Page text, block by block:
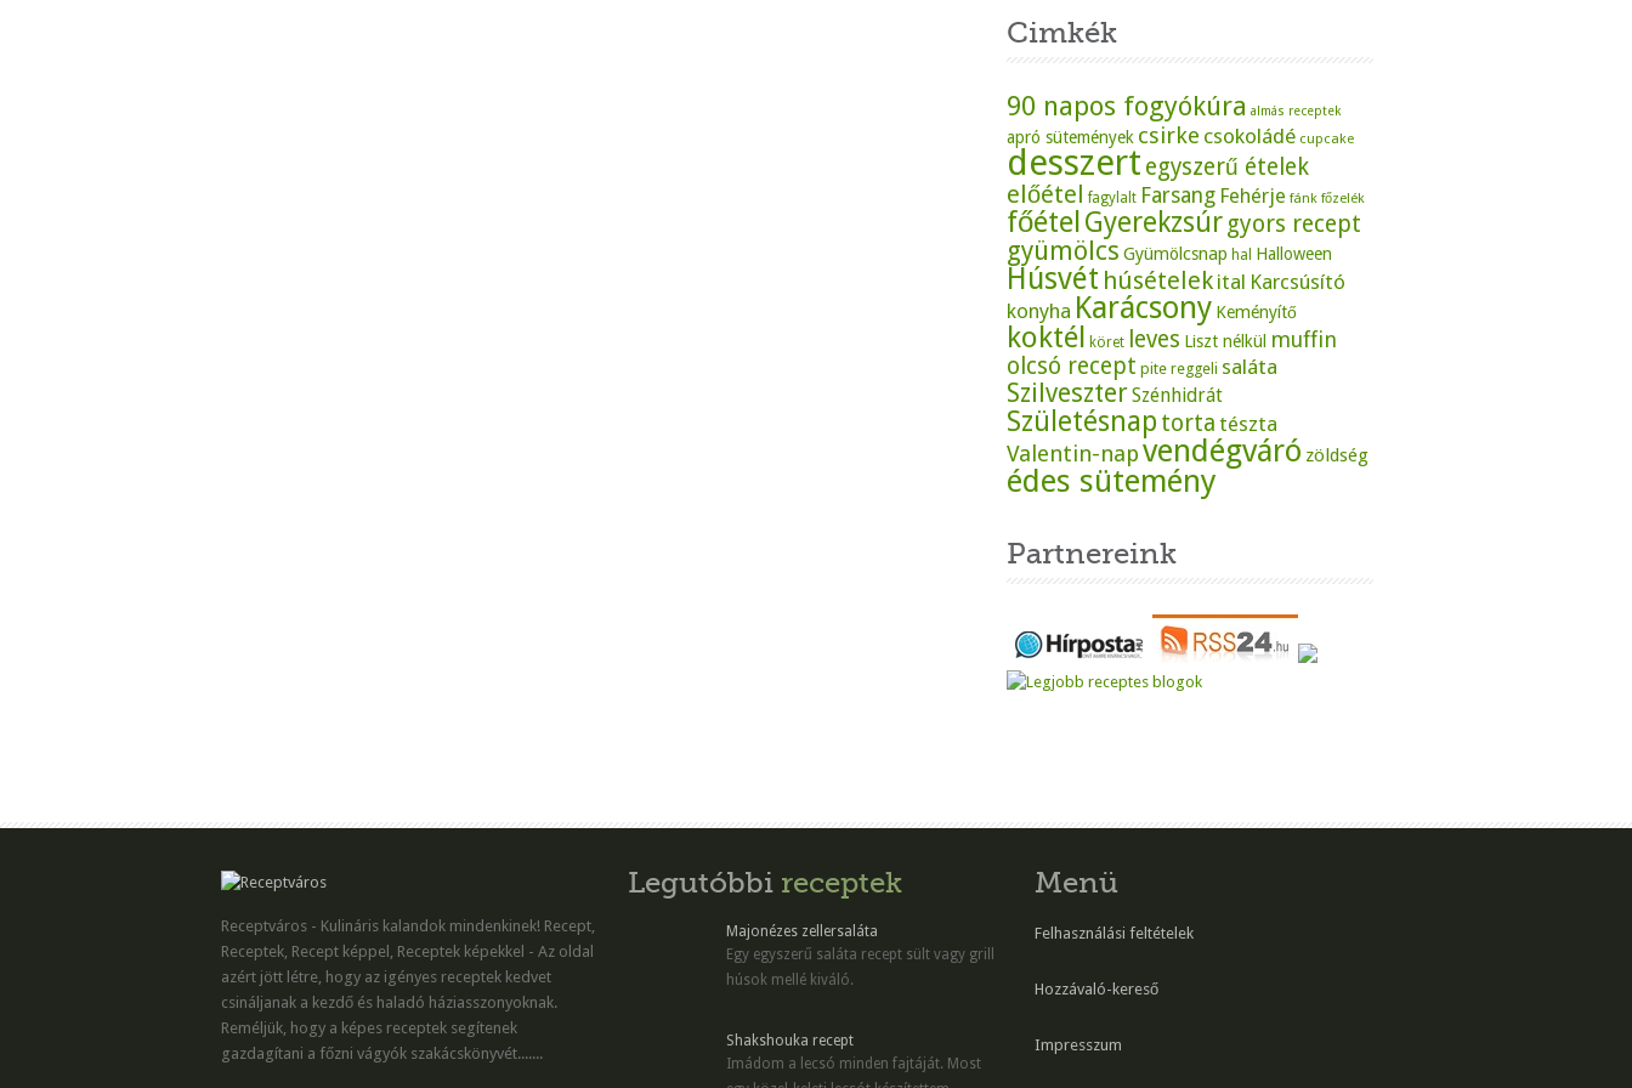
Cimkék
90 napos fogyókúra almás receptek
apró sütemények csirke csokoládé cupcake
desszert egyszerű ételek
előétel fagylalt Farsang Fehérje fánk főzelék
főétel Gyerekzsúr gyors recept
gyümölcs Gyümölcsnap hal Halloween
Húsvét húsételek ital Karcsúsító
konyha Karácsony Keményítő
koktél köret leves Liszt nélkül muffin
olcsó recept pite reggeli saláta
SzilveszterSzénhidrát
Születésnap torta tészta
Valentin-napvendégváró zöldség
édes sütemény
Partnereink
Receptváros - Kulináris kalandok mindenkinek! Recept,
Receptek, Recept képpel, Receptek képekkel - Az oldal
azért jött létre, hogy az igényes receptek kedvet
csináljanak a kezdő és haladó háziasszonyoknak.
Reméljük, hogy a képes receptek segítenek
gazdagítani a főzni vágyók szakácskönyvét.......
Legutóbbi receptek
Majonézes zellersaláta
Egy egyszerű saláta recept sült vagy grill
húsok mellé kiváló.
Shakshouka recept
Imádom a lecsó minden fajtáját. Most
Menü
Felhasználási feltételek
Hozzávaló-kereső
Impresszum